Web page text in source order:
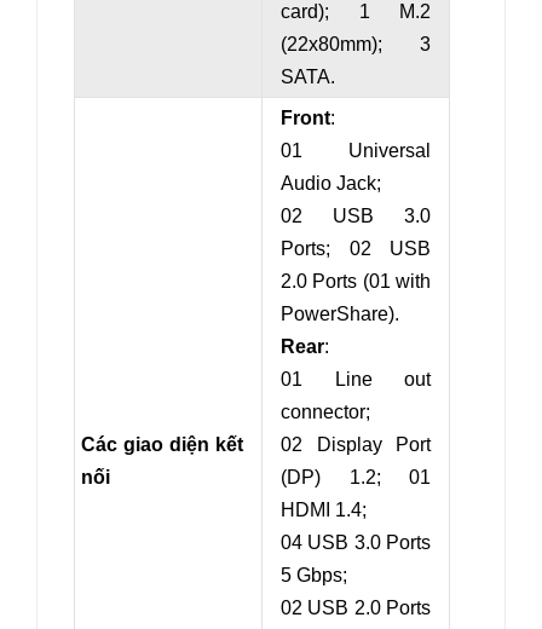
card); 1 M.2
(22x80mm); 3
SATA.
Các giao diện kết
nối
Front:
01 Universal
Audio Jack;
02 USB 3.0
Ports; 02 USB
2.0 Ports (01 with
PowerShare).
Rear:
01 Line out
connector;
02 Display Port
(DP) 1.2; 01
HDMI 1.4;
04 USB 3.0 Ports
5 Gbps;
02 USB 2.0 Ports